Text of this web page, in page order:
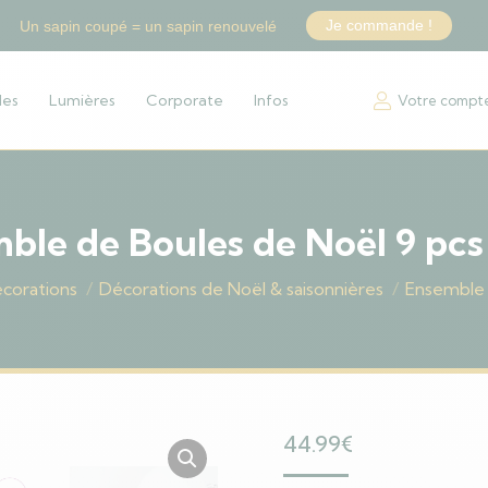
Lumières Corporate Infos Votre
de Boules de Noël 9
Décorations de Noël & saisonnières
44.99€
Un sapin coupé = un sapin renouvelé Je commande !